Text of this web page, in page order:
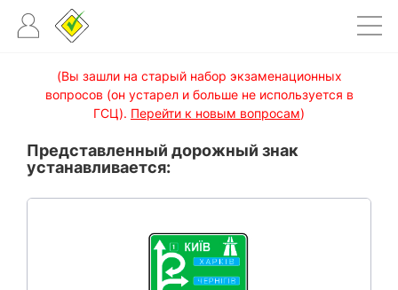
(Вы зашли на старый набор экзаменационных
вопросов (он устарел и больше не используется в
ГСЦ). Перейти к новым вопросам)
Представленный дорожный знак
устанавливается: